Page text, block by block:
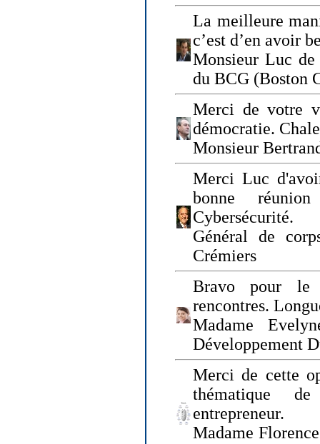
La meilleure
c’est d’en avoir
Monsieur Luc de
du BCG (Boston
Merci de votre
démocratie.
Monsieur
Merci Luc
bonne
Cybersécurité.
Général de
Crémiers
Bravo pour le
rencontres.
Madame
Développement
Merci de cette
thématique
entrepreneur.
Madame